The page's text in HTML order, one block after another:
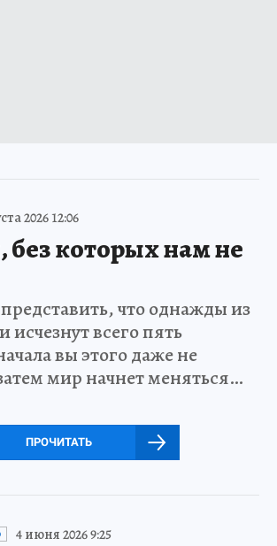
2026 12:06
которых нам не
что однажды из
всего пять
вы этого даже не
мир начнет меняться…
ПРОЧИТАТЬ
4 июня 2026 9:25